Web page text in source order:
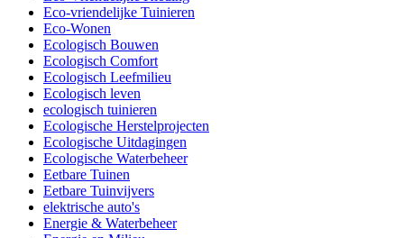
Eco-vriendelijke Tuinieren
Eco-Wonen
Ecologisch Bouwen
Ecologisch Comfort
Ecologisch Leefmilieu
Ecologisch leven
ecologisch tuinieren
Ecologische Herstelprojecten
Ecologische Uitdagingen
Ecologische Waterbeheer
Eetbare Tuinen
Eetbare Tuinvijvers
elektrische auto's
Energie & Waterbeheer